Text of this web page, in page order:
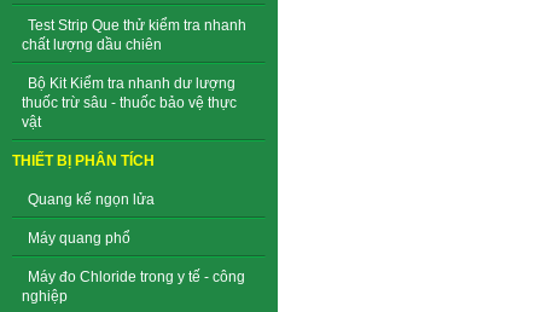
Test Strip Que thử kiểm tra nhanh
chất lượng dầu chiên
Bộ Kit Kiểm tra nhanh dư lượng
thuốc trừ sâu - thuốc bảo vệ thực
vật
THIẾT BỊ PHÂN TÍCH
Quang kế ngọn lửa
Máy quang phổ
Máy đo Chloride trong y tế - công
nghiệp